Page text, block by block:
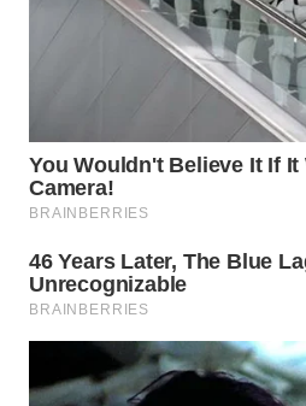
WN
KALTIM
WN
GORONTALO
WN
SULUT
MALUKU